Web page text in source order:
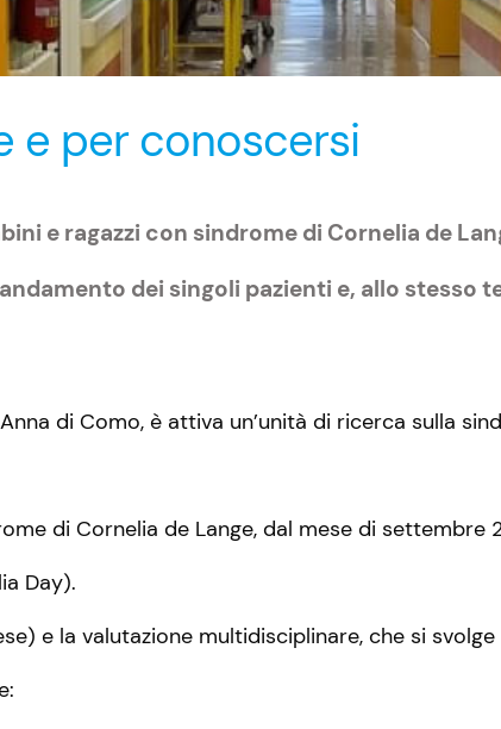
e per conoscersi
e ragazzi con sindrome di Cornelia de
dei singoli pazienti e, allo
di Como, è attiva un’unità di ricerca sulla
di Cornelia de Lange, dal mese di
Day).
e la valutazione multidisciplinare, che si